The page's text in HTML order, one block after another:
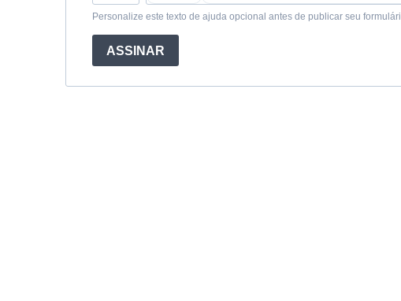
Personalize este texto de ajuda opcional antes de publicar seu
ASSINAR